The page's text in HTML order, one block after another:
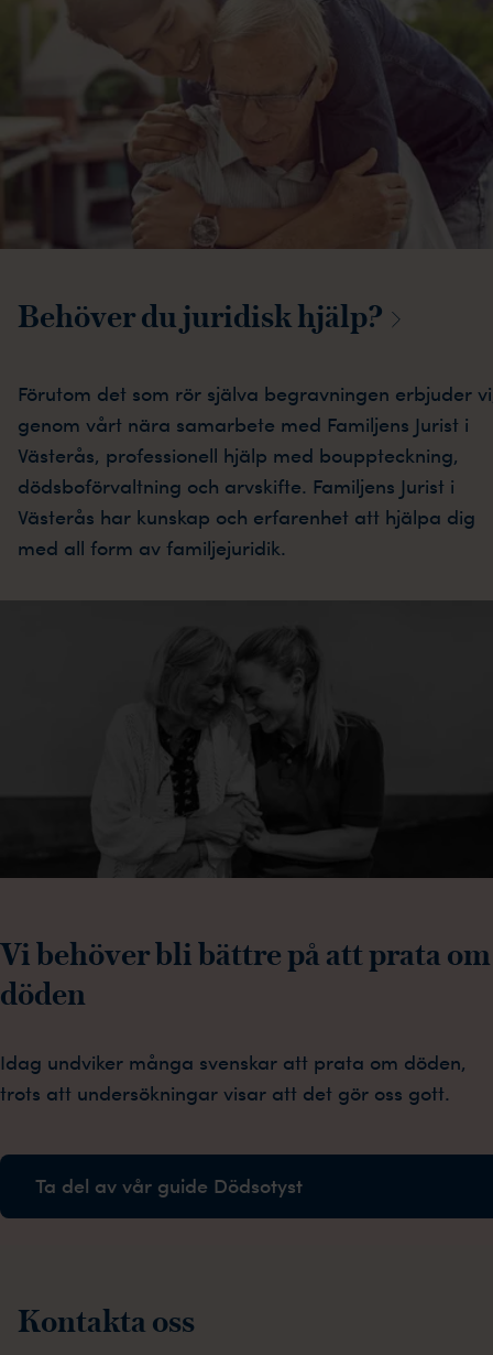
Behöver du juridiskhjälp?
Förutom det som rör själva begravningen erbjuder
genom vårt nära samarbete med Familjens Jurist i
Västerås, professionell hjälp med bouppteckning,
dödsboförvaltning och arvskifte. Familjens Jurist i
Västerås har kunskap och erfarenhet att hjälpa dig
med all form av familjejuridik.
Vi behöver bli bättre på att prata om
döden
Idag undviker många svenskar att prata om döden,
trots att undersökningar visar att det gör oss gott.
Ta del av vår guide Dödsotyst
Kontakta oss